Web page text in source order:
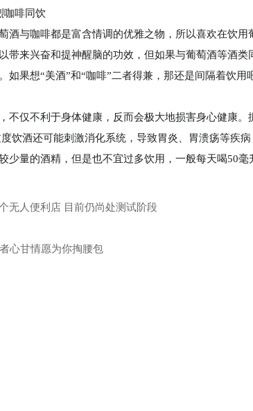
咖啡同饮
酒与咖啡都是富含情调的优雅之物，所以喜欢在饮
带来兴奋和提神醒脑的功效，但如果与葡萄酒等酒
如果想“美酒”和“咖啡”二者得兼，那还是间隔着饮用
不仅不利于身体健康，反而会极大地损害身心健康
饮酒还可能刺激消化系统，导致胃炎、胃溃疡等疾
少量的酒精，但是也不宜过多饮用，一般每天喝50
无人便利店 目前仍尚处测试阶段
心甘情愿为你掏腰包